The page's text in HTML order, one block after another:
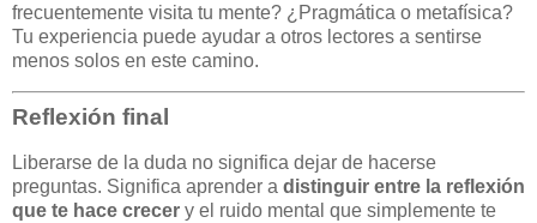
frecuentemente visita tu mente? ¿Pragmática o metafísica?
Tu experiencia puede ayudar a otros lectores a sentirse
menos solos en este camino.
Reflexión final
Liberarse de la duda no significa dejar de hacerse
preguntas. Significa aprender a distinguir entre la reflexión
que te hace crecer y el ruido mental que simplemente te